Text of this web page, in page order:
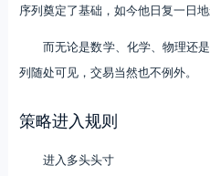
序列奠定了基础，如今他日复一日
而无论是数学、化学、物理还
列随处可见，交易当然也不例外。
策略进入规则
进入多头头寸